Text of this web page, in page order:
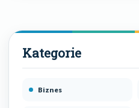
Biznes